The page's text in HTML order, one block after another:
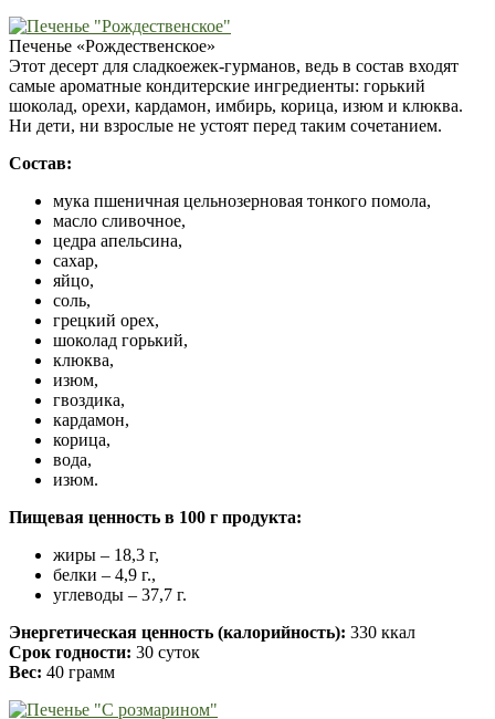
Печенье «Рождественское»
Этот десерт для сладкоежек-гурманов, ведь в состав входят
самые ароматные кондитерские ингредиенты: горький
шоколад, орехи, кардамон, имбирь, корица, изюм и клюква.
Ни дети, ни взрослые не устоят перед таким сочетанием.
Состав:
мука пшеничная цельнозерновая тонкого помола,
масло сливочное,
цедра апельсина,
сахар,
яйцо,
соль,
грецкий орех,
шоколад горький,
клюква,
изюм,
гвоздика,
кардамон,
корица,
вода,
изюм.
Пищевая ценность в 100 г продукта:
жиры – 18,3 г,
белки – 4,9 г.,
углеводы – 37,7 г.
Энергетическая ценность (калорийность): 330 ккал
Срок годности: 30 суток
Вес: 40 грамм